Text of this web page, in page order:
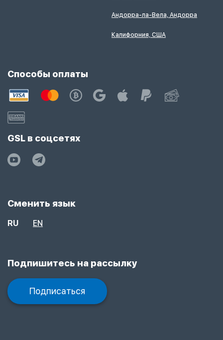
Андорра-ла-Вела, Андорра
Калифорния, США
Способы оплаты
GSL в соцсетях
Сменить язык
RU EN
Подпишитесь на рассылку
Подписаться